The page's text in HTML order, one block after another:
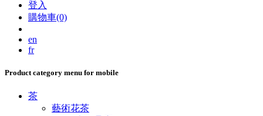
登入
購物車(0)
en
fr
Product category menu for mobile
茶
藝術花茶